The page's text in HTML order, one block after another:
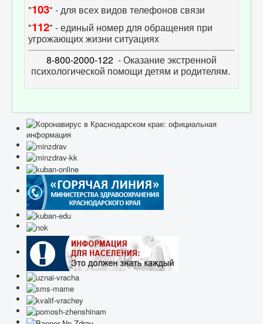
"103" - для всех видов телефонов связи
"112" - единый номер для обращения при
угрожающих жизни ситуациях
8-800-2000-122 - Оказание экстренной
психологической помощи детям и родителям.